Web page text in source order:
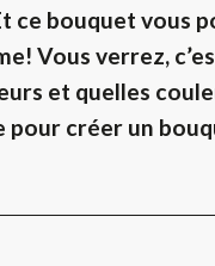
ce bouquet vous
Vous verrez,
et quelles
pour créer un